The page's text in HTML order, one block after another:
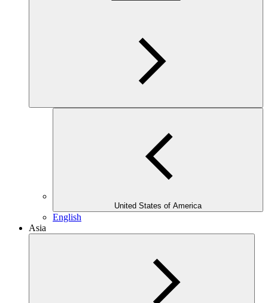
United States of America
English
Asia